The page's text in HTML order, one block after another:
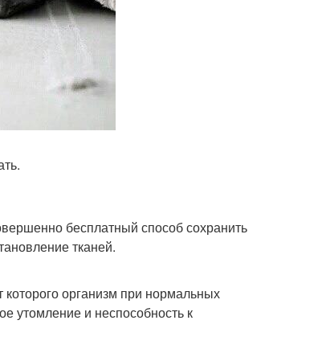
бесплатный способ сохранить
тканей.
организм при нормальных
утомление и неспособность к